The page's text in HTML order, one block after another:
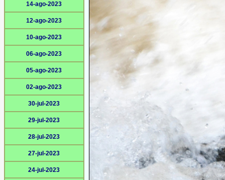
14-ago-2023
12-ago-2023
10-ago-2023
06-ago-2023
05-ago-2023
02-ago-2023
30-jul-2023
29-jul-2023
28-jul-2023
27-jul-2023
24-jul-2023